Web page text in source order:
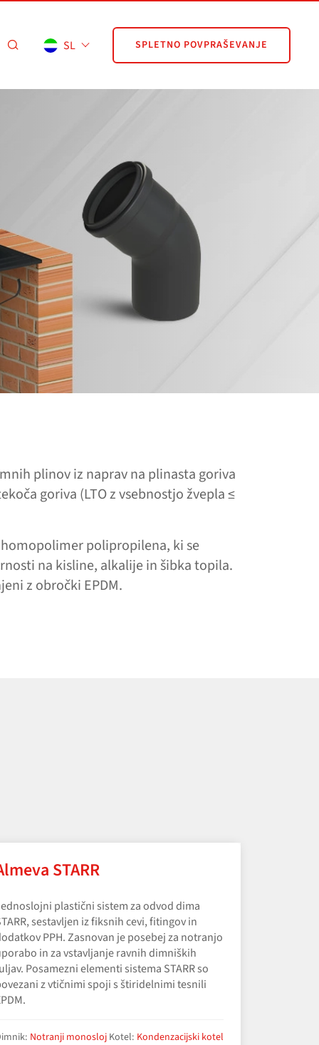
SL SPLETNO POVPRAŠEVANJE
plinov iz naprav na plinasta goriva
goriva (LTO z vsebnostjo žvepla ≤
polipropilena, ki se
na kisline, alkalije in šibka topila.
z obročki EPDM.
STARR
plastični sistem za odvod dima
sestavljen iz fiksnih cevi, fitingov in
PPH. Zasnovan je posebej za notranjo
in za vstavljanje ravnih dimniških
Posamezni elementi sistema STARR so
z vtičnimi spoji s štiridelnimi tesnili
Notranji monosloj Kotel: Kondenzacijski kotel